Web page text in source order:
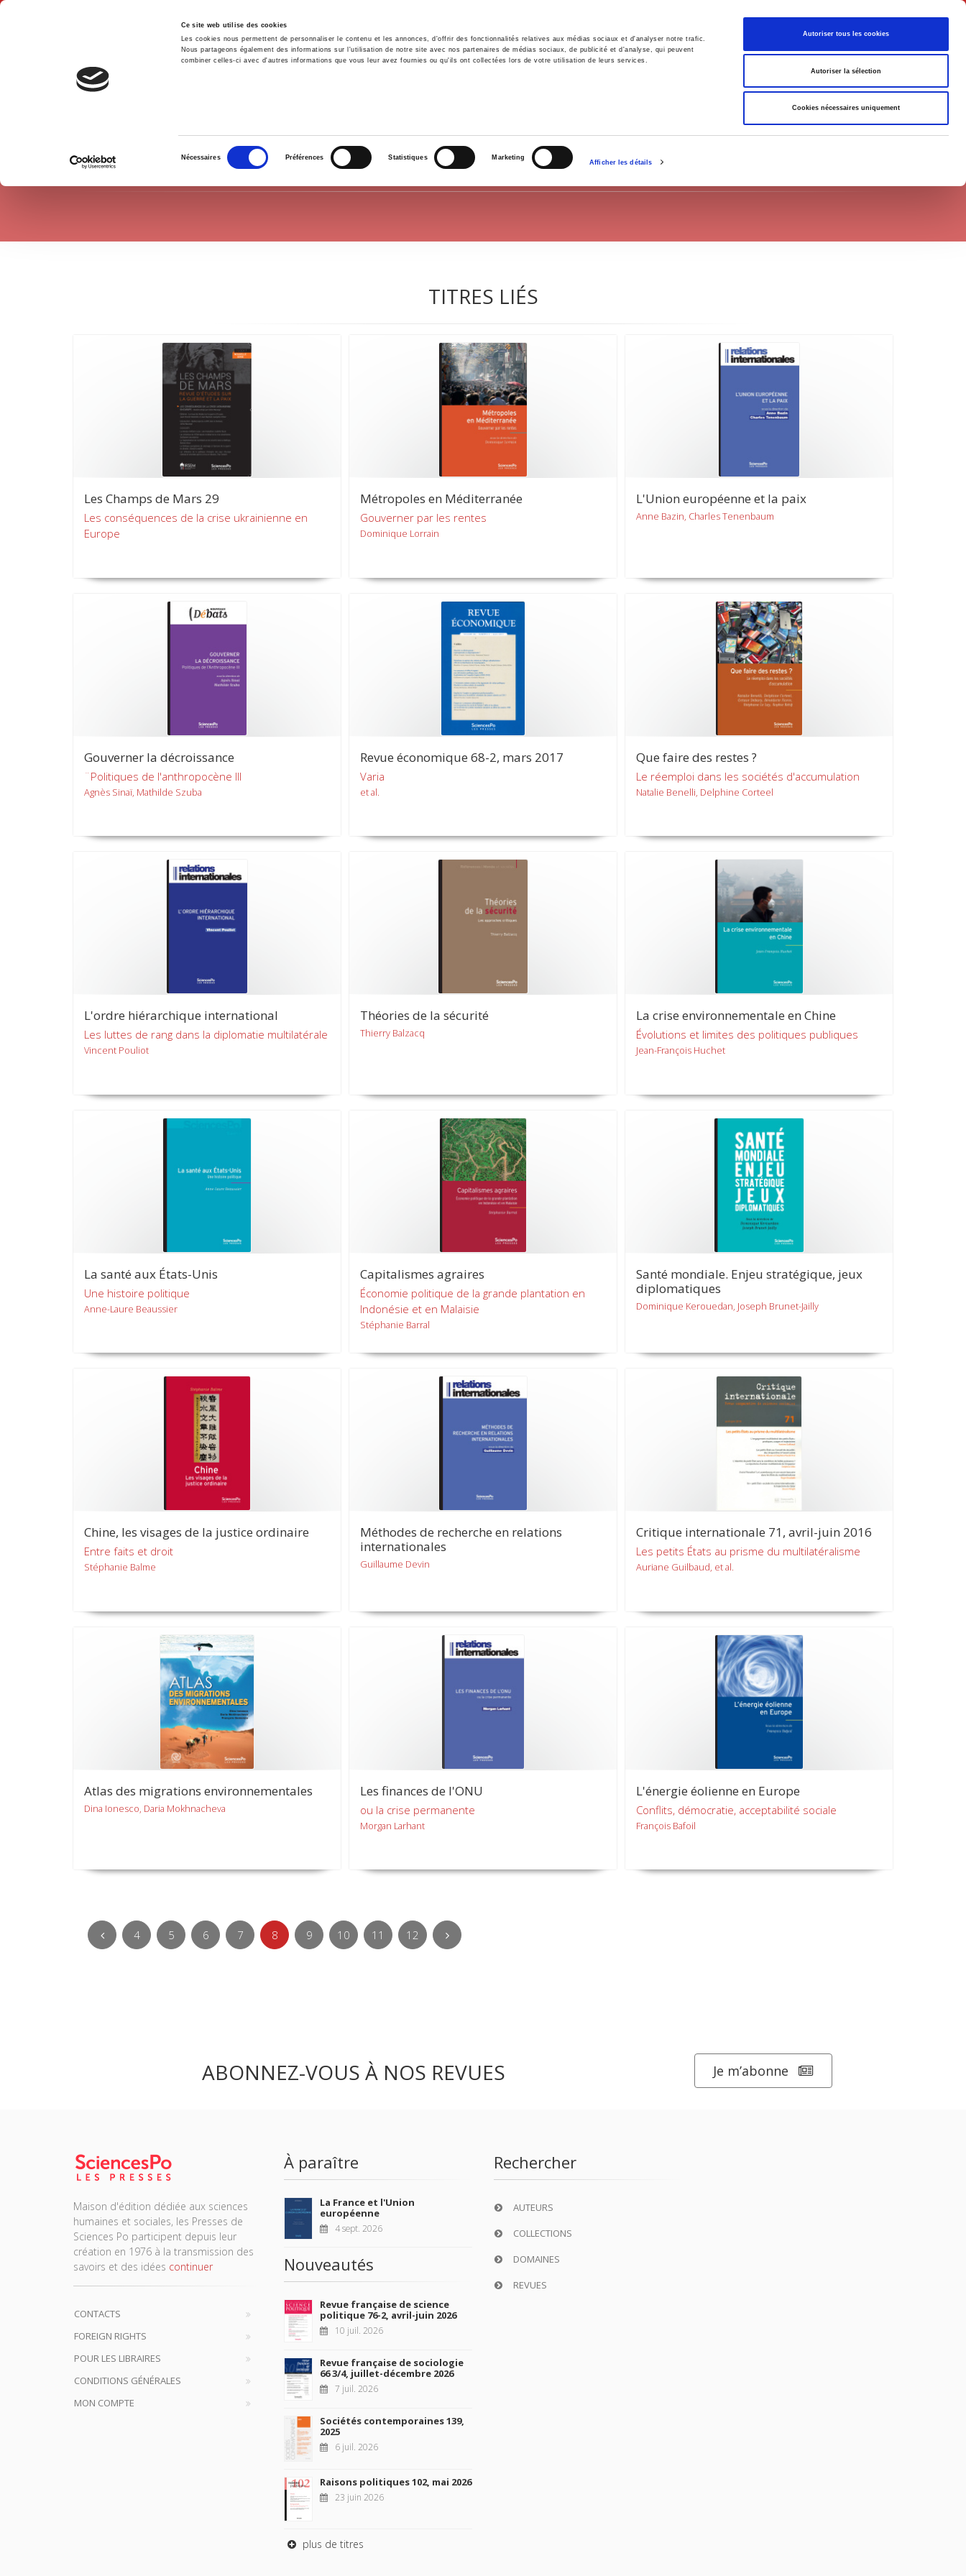
Ce site web utilise des cookies
Les cookies nous permettent de personnaliser le contenu et les annonces, d'offrir des fonctionnalités relatives aux médias sociaux et d'analyser notre trafic.
Nous partageons également des informations sur l'utilisation de notre site avec nos partenaires de médias sociaux, de publicité et d'analyse, qui peuvent
combiner celles-ci avec d'autres informations que vous leur avez fournies ou qu'ils ont collectées lors de votre utilisation de leurs services.
consentement
Nécessaires Préférences Statistiques Marketing
Afficher les détails
Autoriser tous les cookies
Autoriser la sélection
Cookies nécessaires uniquement
Français
Accueil Environnement Histoire International
INTERNATIONAL
TITRES LIÉS
Les Champs de Mars 29
Les conséquences de la crise ukrainienne en
Europe
Métropoles en Méditerranée
Gouverner par les rentes
Dominique Lorrain
L'Union européenne et la paix
Anne Bazin, Charles Tenenbaum
Gouverner la décroissance
¨Politiques de l'anthropocène III
Agnès Sinaï, Mathilde Szuba
Revue économique 68-2, mars 2017
Varia
et al.
Que faire des restes ?
Le réemploi dans les sociétés d'accumulation
Natalie Benelli, Delphine Corteel
L'ordre hiérarchique international
Les luttes de rang dans la diplomatie multilatérale
Vincent Pouliot
Théories de la sécurité
Thierry Balzacq
La crise environnementale en Chine
Évolutions et limites des politiques publiques
Jean-François Huchet
La santé aux États-Unis
Une histoire politique
Anne-Laure Beaussier
Capitalismes agraires
Économie politique de la grande plantation en
Indonésie et en Malaisie
Stéphanie Barral
Santé mondiale. Enjeu stratégique, jeux
diplomatiques
Dominique Kerouedan, Joseph Brunet-Jailly
Chine, les visages de la justice ordinaire
Entre faits et droit
Stéphanie Balme
Méthodes de recherche en relations
internationales
Guillaume Devin
Critique internationale 71, avril-juin 2016
Les petits États au prisme du multilatéralisme
Auriane Guilbaud, et al.
Atlas des migrations environnementales
Dina Ionesco, Daria Mokhnacheva
Les finances de l'ONU
ou la crise permanente
Morgan Larhant
L'énergie éolienne en Europe
Conflits, démocratie, acceptabilité sociale
François Bafoil
4 5 6 7 8 9 10 11 12
ABONNEZ-VOUS À NOS REVUES Je m’abonne
Maison d'édition dédiée aux sciences
humaines et sociales, les Presses de
Sciences Po participent depuis leur
création en 1976 à la transmission des
savoirs et des idées continuer
CONTACTS
FOREIGN RIGHTS
POUR LES LIBRAIRES
CONDITIONS GÉNÉRALES
MON COMPTE
À paraître
La France et l'Union
européenne
4 sept. 2026
Nouveautés
Revue française de science
politique 76-2, avril-juin 2026
10 juil. 2026
Revue française de sociologie
66 3/4, juillet-décembre 2026
7 juil. 2026
Sociétés contemporaines 139,
2025
6 juil. 2026
Raisons politiques 102, mai 2026
23 juin 2026
plus de titres
Rechercher
AUTEURS
COLLECTIONS
DOMAINES
REVUES